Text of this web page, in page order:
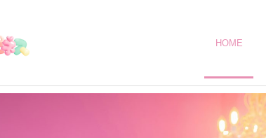
HOME